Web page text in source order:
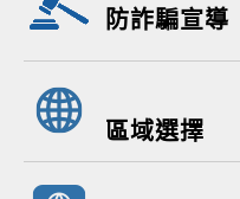
防詐騙宣導
區域選擇